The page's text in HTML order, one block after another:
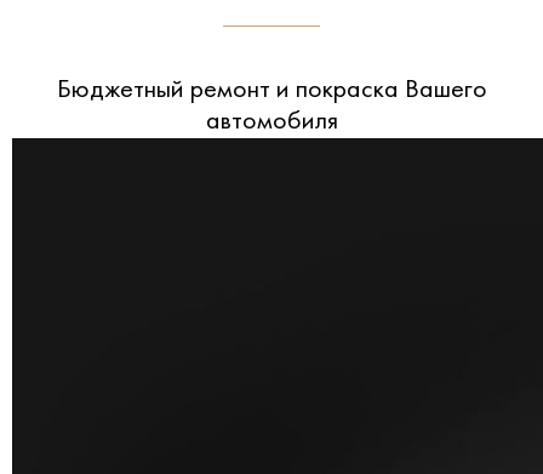
Бюджетный ремонт и покраска Вашего
автомобиля